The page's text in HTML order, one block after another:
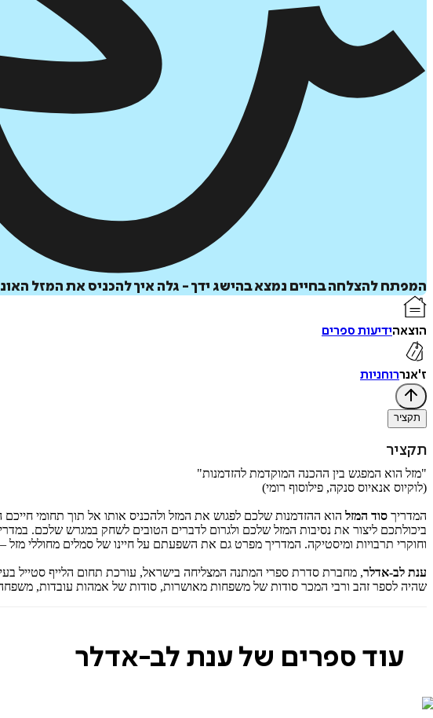
לסל
המפתח להצלחה בחיים נמצא בהישג ידך - גלה איך להכניס את המזל
הוצאהידיעות ספרים
ז'אנררוחניות
תקציר
תקציר
"מזל הוא המפגש בין ההכנה המוקדמת להזדמנות"
(לוקיוס אנאיוס סנקה, פילוסוף רומי)
המדריך סוד המזל הוא ההזדמנות שלכם לפגוש את המזל ולהכניס אותו אל תוך תחומי
ביכולתכם ליצור את נסיבות המזל שלכם ולגרום לדברים הטובים לשחק במגרש שלכם.
וחוקרי תרבויות ומיסטיקה. המדריך מפרט גם את השפעתם על חיינו של סמלים מחוללי מזל
ענת לב-אדלר, מחברת סדרת ספרי המתנה המצליחה בישראל, עורכת תחום הלייף סטייל
שהיה לספר זהב ורבי המכר סודות של משפחות מאושרות, סודות של אמהות עובדות, משפחה
עוד ספרים של ענת לב-אדלר